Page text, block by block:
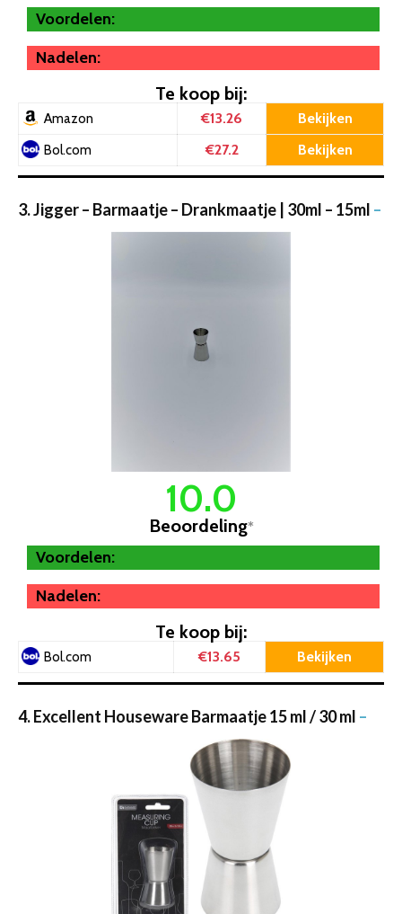
Voordelen:
Nadelen:
Te koop bij:
Amazon €13.26 Bekijken
Bol.com €27.2 Bekijken
3. Jigger – Barmaatje – Drankmaatje | 30ml – 15ml –
10.0
Beoordeling*
Voordelen:
Nadelen:
Te koop bij:
Bol.com €13.65 Bekijken
4. Excellent Houseware Barmaatje 15 ml / 30 ml –